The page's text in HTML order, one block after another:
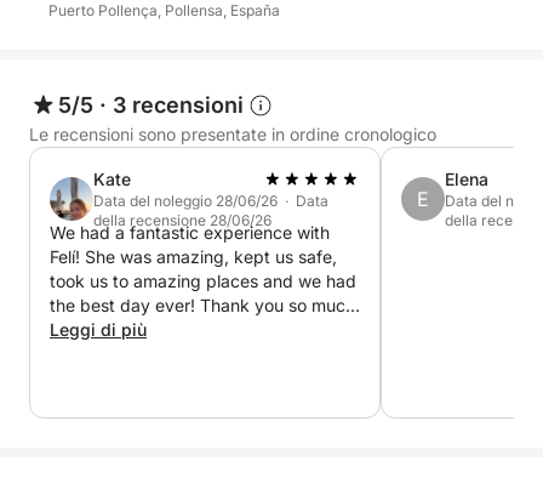
Puerto Pollença, Pollensa, España
5/5 · 3 recensioni
Le recensioni sono presentate in ordine cronologico
Kate
Data del noleggio 28/06/26 · Data
della recensione 28/06/26
We had a fantastic experience with
Felí! She was amazing, kept us safe,
took us to amazing places and we had
the best day ever! Thank you so much
💕
Leggi di più
E
Elena
Data del
della